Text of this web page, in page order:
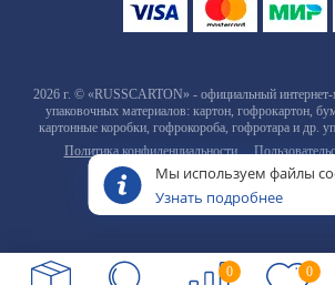
0 0
2026 г. © «RUSSCARTON» - официальный интернет-
упаковочных материалов: картон, гофрокартон,
картонные коробки, гофрокороба, гофротара и др.
Политика конфиденциальности
Мы используем файлы
Узнать подробнее